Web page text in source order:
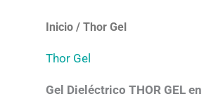
Inicio/ Thor Gel
Thor Gel
Gel Dieléctrico THOR GEL